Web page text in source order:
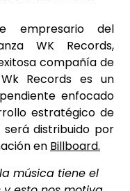
empresario del
WK Records,
compañía de
Records es un
enfocado
estratégico de
distribuido por
en Billboard.
música tiene el